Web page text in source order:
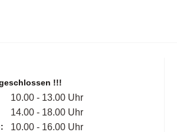
!!!
10.00 - 13.00 Uhr
14.00 - 18.00 Uhr
10.00 - 16.00 Uhr